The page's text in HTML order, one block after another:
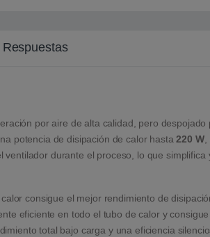
por aire de alta calidad, pero despojado
potencia de disipación de calor hasta220 W,
durante el proceso, lo que simplifica
consigue el mejor rendimiento de
eficiente en todo el tubo de calor y
total bajo carga y una eficiencia